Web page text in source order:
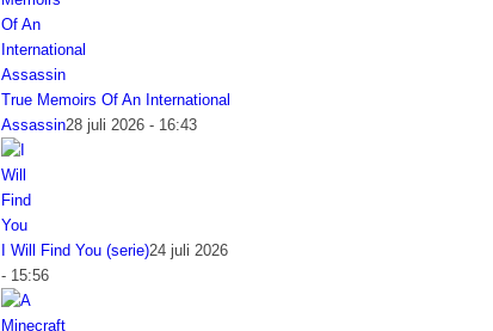
True Memoirs Of An International
Assassin28 juli 2026 - 16:43
I Will Find You (serie)24 juli 2026
- 15:56